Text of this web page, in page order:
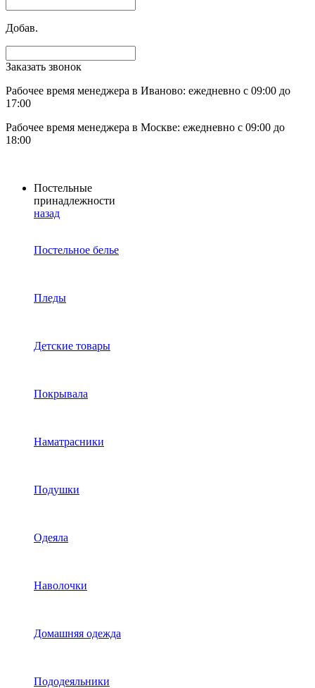
Добав.
Заказать звонок
Рабочее время менеджера в Иваново: ежедневно с 09:00 до
17:00
Рабочее время менеджера в Москве: ежедневно с 09:00 до
18:00
Постельные
принадлежности
назад
Постельное белье
Пледы
Детские товары
Покрывала
Наматрасники
Подушки
Одеяла
Наволочки
Домашняя одежда
Пододеяльники